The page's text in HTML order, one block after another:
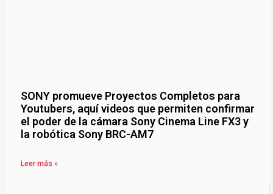
SONY promueve Proyectos Completos para
Youtubers, aquí videos que permiten confirmar
el poder de la cámara Sony Cinema Line FX3 y
la robótica Sony BRC-AM7
Leer más »